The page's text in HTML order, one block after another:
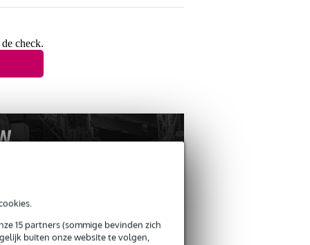
15 partners (sommige bevinden zich
buiten onze website te volgen,
check.